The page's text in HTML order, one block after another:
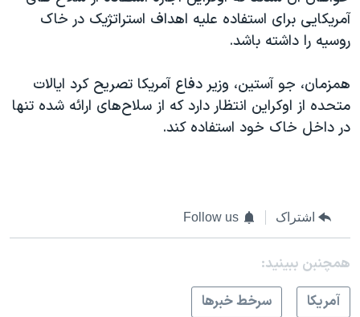
آمریکایی برای استفاده علیه اهداف استراتژیک در خاک
روسیه را داشته باشد.
همزمان، جو آستین، وزیر دفاع آمریکا تصریح کرد ایالات
متحده از اوکراین انتظار دارد که از سلاح‌های ارائه شده تنها
در داخل خاک خود استفاده کند.
اشتراک Follow us
همچنبن ببینید:
آمريکا
سرخط خبرها